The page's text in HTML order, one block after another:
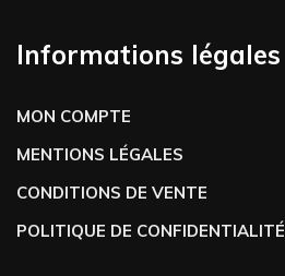
Informations légales
MON COMPTE
MENTIONS LÉGALES
CONDITIONS DE VENTE
POLITIQUE DE CONFIDENTIALITÉ